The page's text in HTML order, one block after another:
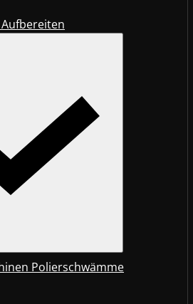
Polierschwämme